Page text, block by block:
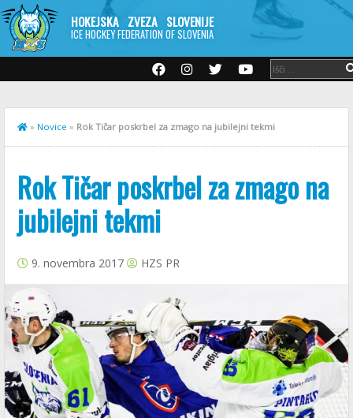
HOKEJSKA ZVEZA SLOVENIJE
ICE HOCKEY FEDERATION OF SLOVENIA
» Novice » Rok Tičar poskrbel za zmago na jubilejni tekmi
Rok Tičar poskrbel za zmago na
jubilejni tekmi
9. novembra 2017 HZS PR